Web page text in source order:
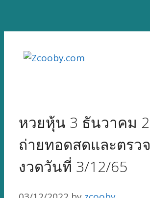
content
หวยหุ้น 3 ธันวาคม
ถ่ายทอดสดและตรว
งวดวันที่ 3/12/65